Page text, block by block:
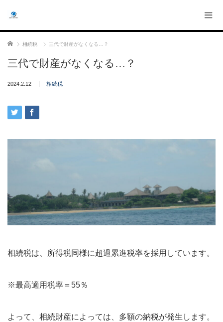
ホーム 相続税 三代で財産がなくなる…？
三代で財産がなくなる…？
2024.2.12 相続税
相続税は、所得税同様に超過累進税率を採用しています。
※最高適用税率＝55％
よって、相続財産によっては、多額の納税が発生します。